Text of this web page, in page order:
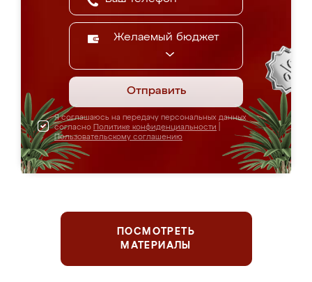
Желаемый бюджет
Отправить
Я соглашаюсь на передачу персональных данных
согласно Политике конфиденциальности
Пользовательскому соглашению
ПОСМОТРЕТЬ
МАТЕРИАЛЫ